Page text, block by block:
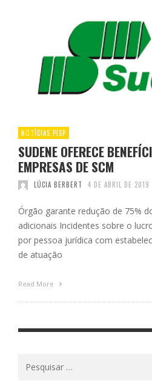
NOTÍCIAS PISP
SUDENE OFERECE
EMPRESAS DE SCM
LÚCIA BERBERT 4 DE ABRIL DE 2019
Órgão garante redução de 75%
adicionais Incidentes sobre o
por pessoa jurídica com
de atuação
Read More